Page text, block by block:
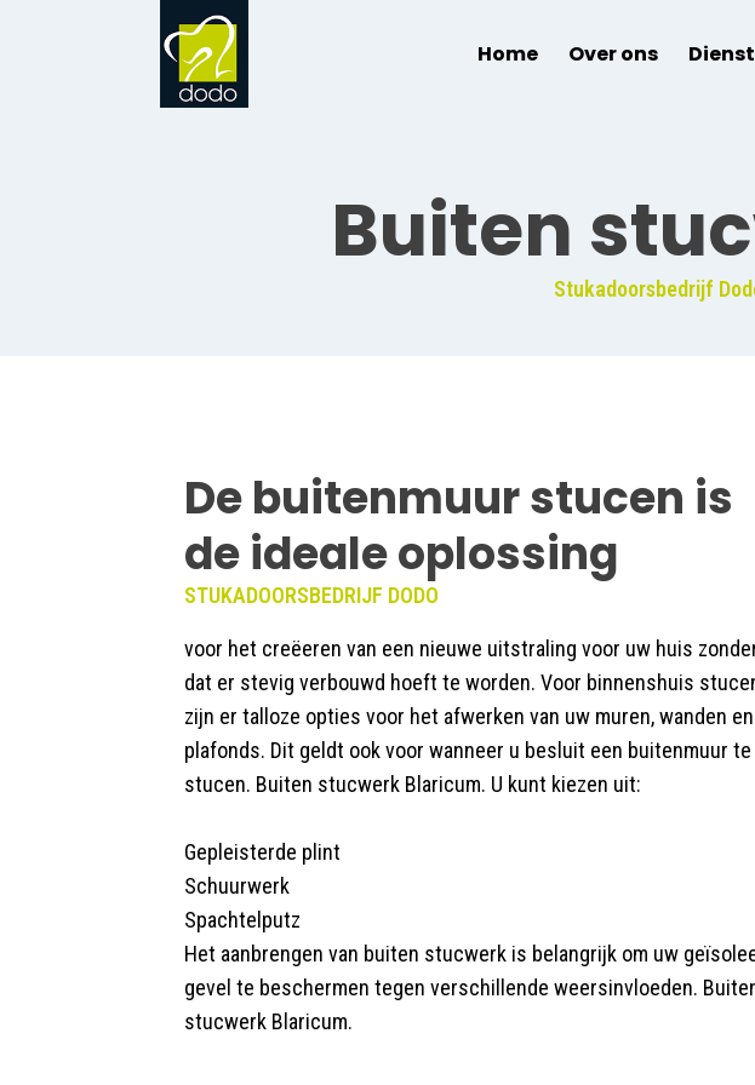
Home Over ons
Buiten
Stukadoorsbedrijf
De buitenmuur stucen is
de ideale oplossing
STUKADOORSBEDRIJF DODO
voor het creëeren van een nieuwe uitstraling voor uw huis
dat er stevig verbouwd hoeft te worden. Voor binnenshuis
zijn er talloze opties voor het afwerken van uw muren, wanden en
plafonds. Dit geldt ook voor wanneer u besluit een buitenmuur te
stucen. Buiten stucwerk Blaricum. U kunt kiezen uit:
Gepleisterde plint
Schuurwerk
Spachtelputz
Het aanbrengen van buiten stucwerk is belangrijk om uw
gevel te beschermen tegen verschillende weersinvloeden.
stucwerk Blaricum.